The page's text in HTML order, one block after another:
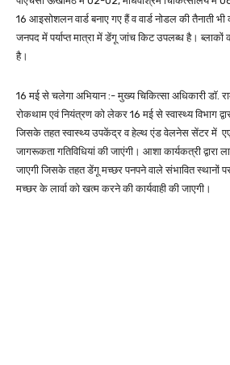
16 आइसोशलन वार्ड बनाए गए हैं व वार्ड नोडल की तैनाती
जनपद में पर्याप्त मात्रा में डेंगू जांच किट उपलब्ध है।
है।
16 मई से चलेगा अभियान :- मुख्य चिकित्सा अधिकारी डाॅ.
रोकथाम एवं नियंत्रण को लेकर 16 मई से स्वास्थ्य विभाग
जिसके तहत स्वास्थ्य उपकेंद्र व हेल्थ एंड वेलनेस सेंटर में
जागरूकता गतिविधियां की जाएंगी। आशा कार्यकत्री द्वारा
जाएगी जिसके तहत डेंगू मच्छर पनपने वाले संभावित स्थानों
मच्छर के लार्वा को खत्म करने की कार्यवाही की जाएगी।